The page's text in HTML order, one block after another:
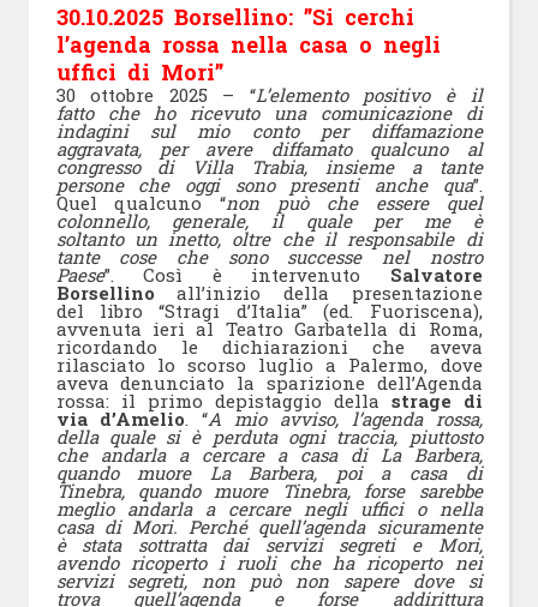
30.10.2025 Borsellino: ”Si cerchi
l’agenda rossa nella casa o negli
uffici di Mori”
30 ottobre 2025 – “L’elemento positivo è il
fatto che ho ricevuto una comunicazione di
indagini sul mio conto per diffamazione
aggravata, per avere diffamato qualcuno al
congresso di Villa Trabia, insieme a tante
persone che oggi sono presenti anche qua”.
Quel qualcuno “non può che essere quel
colonnello, generale, il quale per me è
soltanto un inetto, oltre che il responsabile di
tante cose che sono successe nel nostro
Paese”. Così è intervenuto Salvatore
Borsellino all’inizio della presentazione
del libro “Stragi d’Italia” (ed. Fuoriscena),
avvenuta ieri al Teatro Garbatella di Roma,
ricordando le dichiarazioni che aveva
rilasciato lo scorso luglio a Palermo, dove
aveva denunciato la sparizione dell’Agenda
rossa: il primo depistaggio della strage di
via d’Amelio . “A mio avviso, l’agenda rossa,
della quale si è perduta ogni traccia, piuttosto
che andarla a cercare a casa di La Barbera,
quando muore La Barbera, poi a casa di
Tinebra, quando muore Tinebra, forse sarebbe
meglio andarla a cercare negli uffici o nella
casa di Mori. Perché quell’agenda sicuramente
è stata sottratta dai servizi segreti e Mori,
avendo ricoperto i ruoli che ha ricoperto nei
servizi segreti, non può non sapere dove si
trova quell’agenda e forse addirittura